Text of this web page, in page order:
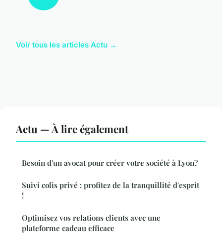
Voir tous les articles Actu →
Actu — À lire également
Besoin d'un avocat pour créer votre société à Lyon?
Suivi colis privé : profitez de la tranquillité d'esprit
!
Optimisez vos relations clients avec une
plateforme cadeau efficace